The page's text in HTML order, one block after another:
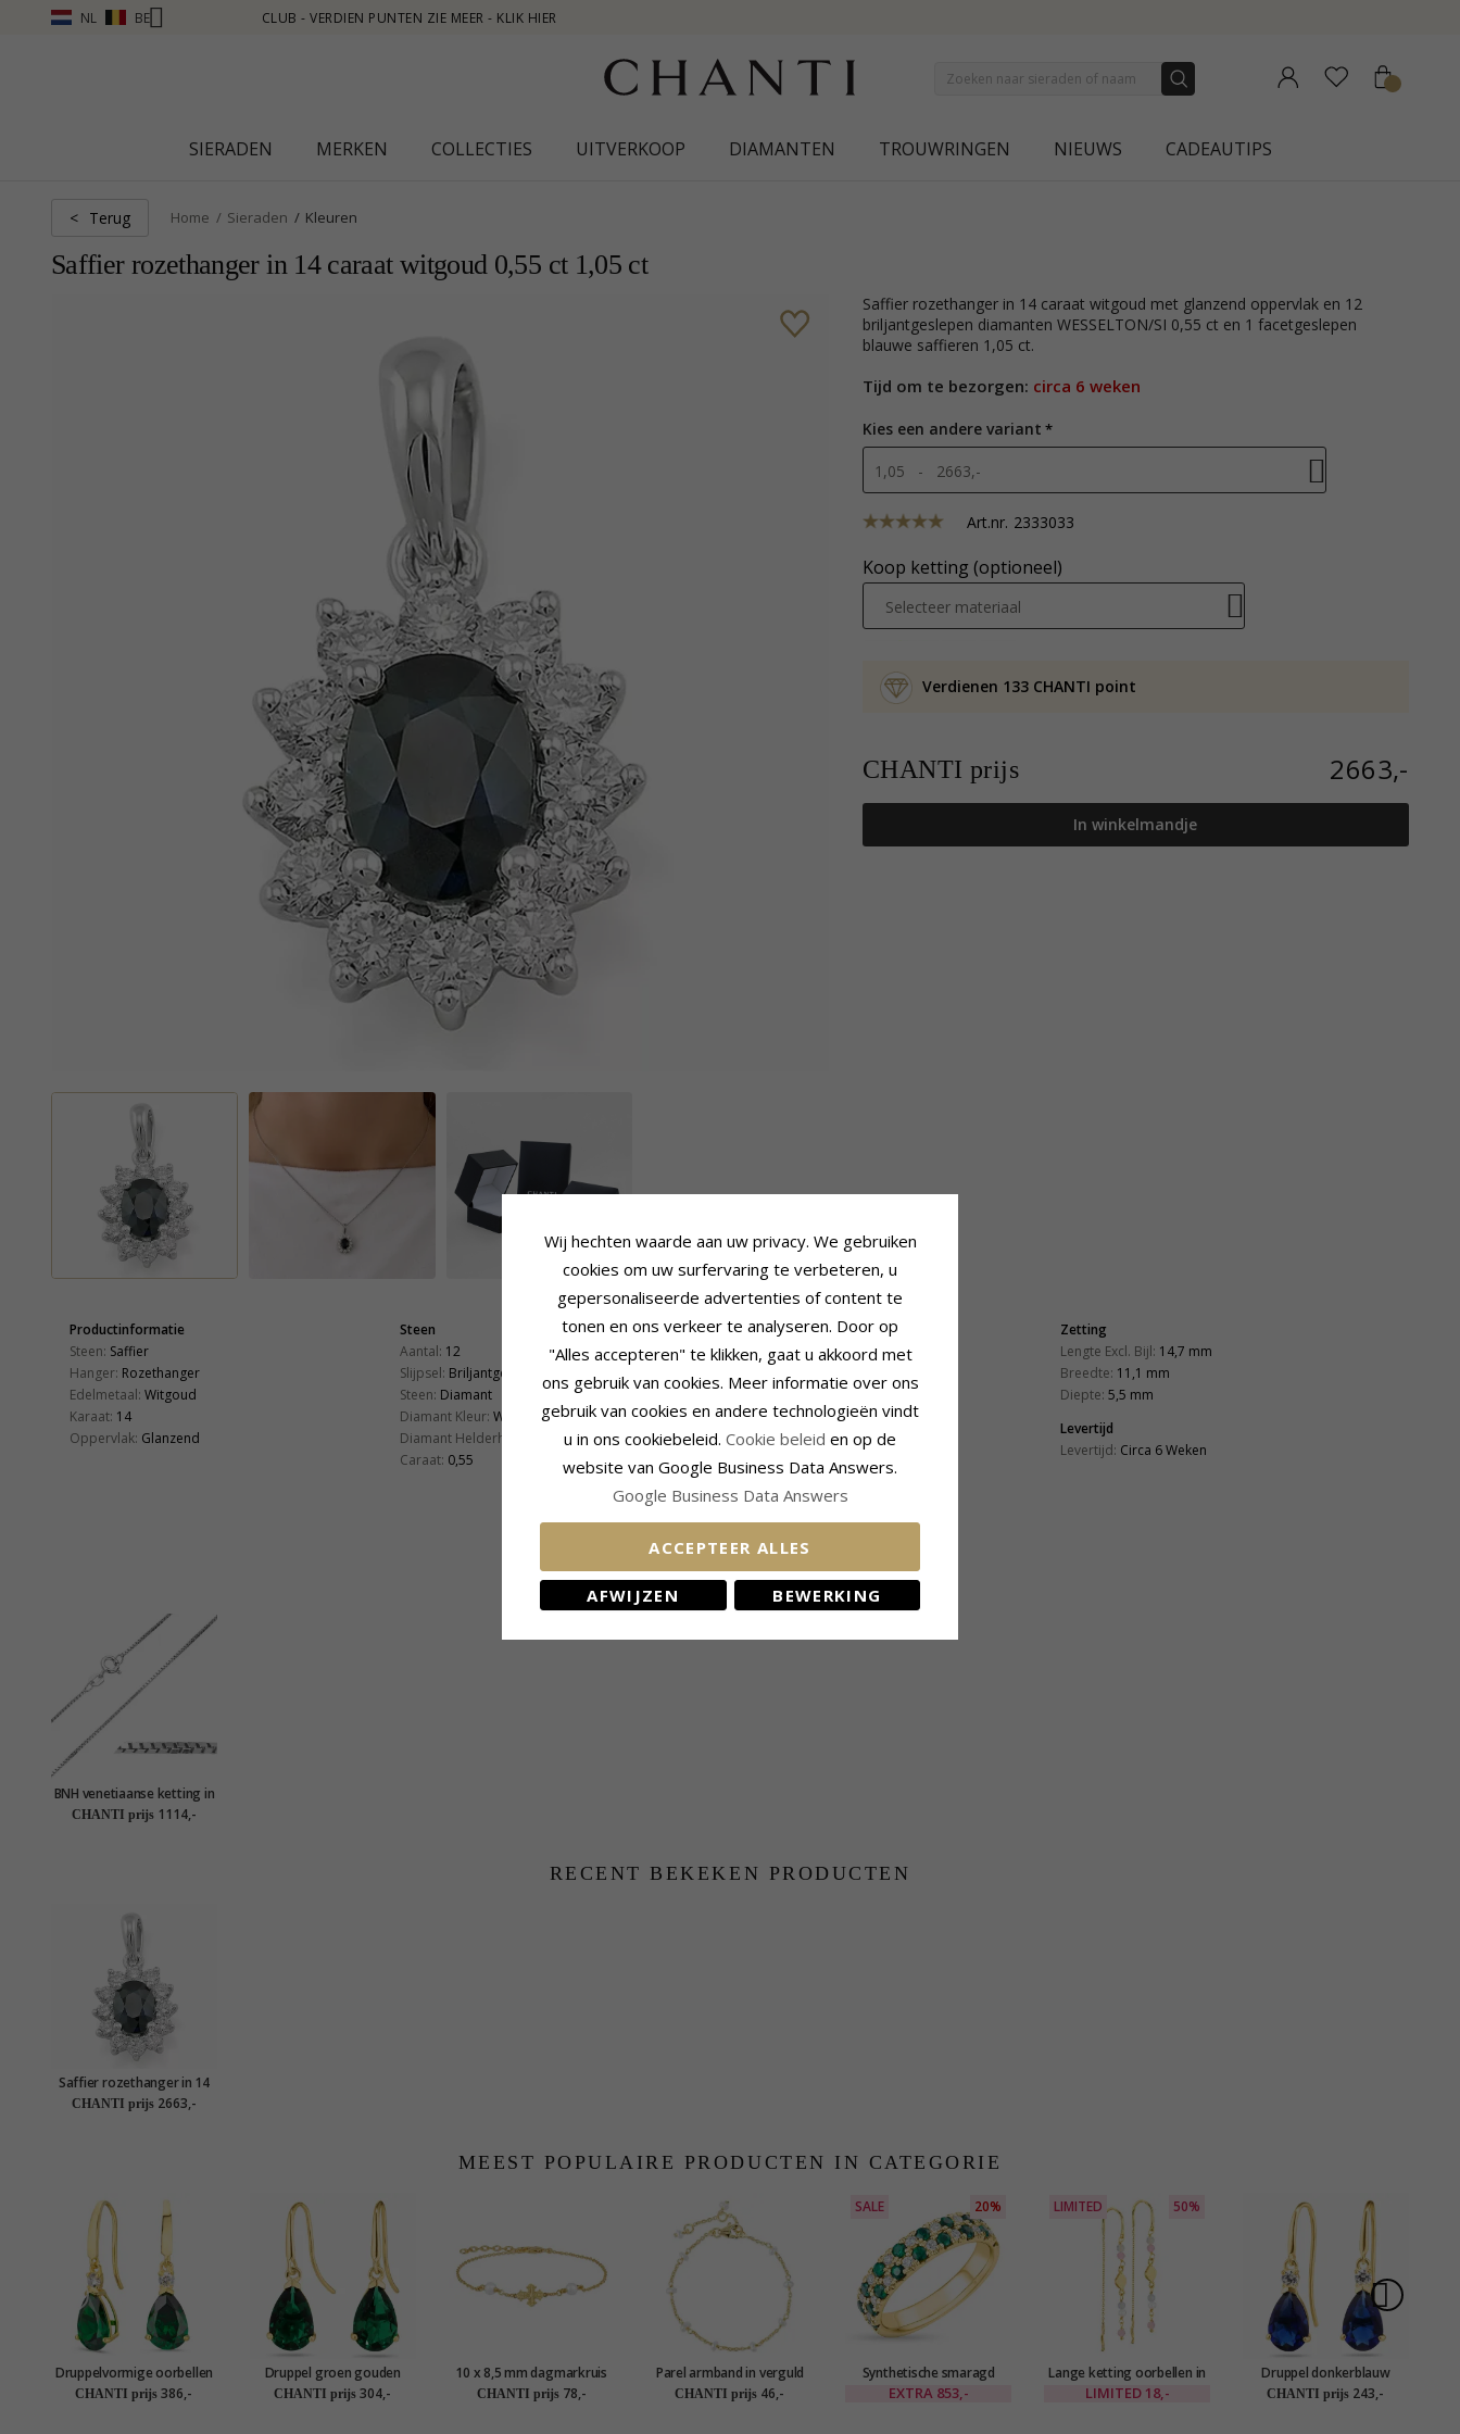
NL BE
- KLIK HIER
SIERADEN MERKEN COLLECTIES UITVERKOOP DIAMANTEN TROUWRINGEN NIEUWS CADEAUTIPS
< Terug Home Sieraden Kleuren
Saffier rozethanger in 14 caraat witgoud 0,55 ct 1,05 ct
saffier rozethanger in 14 caraat witgoud met glanzend oppervlak en 12
briljantgeslepen diamanten WESSELTON/SI 0,55 ct en 1 facetgeslepen
blauwe saffieren 1,05 ct.
Tijd om te bezorgen: circa 6 weken
Kies een andere variant
1,05 - 2663,-
Art.nr. 2333033
Koop ketting (optioneel)
Selecteer materiaal
Verdienen 133 CHANTI point
CHANTI prijs 2663,-
In winkelmandje
Productinformatie
Steen: Saffier
Hanger: Rozethanger
Edelmetaal: Witgoud
Karaat: 14
Oppervlak: Glanzend
Steen
Aantal: 12
Slijpsel: Briljantgeslepen
Steen: Diamant
Diamant Kleur: Wesselton
Diamant Helderheid:
Caraat: 0,55
Steen
Aantal:1
Facetgeslepen
Kleur: Blauwe
Steen: Saffier
Caraat: 1,05
Zetting
Lengte Excl. Bijl: 14,7 mm
Breedte: 11,1 mm
Diepte: 5,5 mm
Levertijd
Levertijd: Circa 6 Weken
Slang Max.: 1,3 mm
Venetiaans Max.:1,4 mm
KLANTEN KOPEN OOK
BNH venetiaanse ketting in
14 karaat witgoud 42 cm x
1,3 mm
CHANTI prijs 1114,-
RECENT BEKEKEN PRODUCTEN
Saffier rozethanger in 14
caraat witgoud 0,55 ct 1,05
ct
CHANTI prijs 2663,-
MEEST POPULAIRE PRODUCTEN IN CATEGORIE
Druppelvormige oorbellen
in 14 karaat goud met
synthetische smaragd en
CHANTI prijs 386,-
Druppel groen gouden
oorbellen in 14 karaat goud
met synthetische smaragd
CHANTI prijs 304,-
10 x 8,5 mm dagmarkruis
parel armband in verguld
sterlingzilver - Amoré
CHANTI prijs 78,-
Parel armband in verguld
sterlingzilver
CHANTI prijs 46,-
SALE 20%
Synthetische smaragd
gouden ring in 9 karaat
EXTRA 853,-
LIMITED 50%
Lange ketting oorbellen in
verguld messing - Eliné
LIMITED 18,-
Druppel donkerblauw
oorbellen in 9 karaat goud
met zirkoon en syntetische
CHANTI prijs 243,-
Wij hechten waarde aan uw privacy. We gebruiken
cookies om uw surfervaring te verbeteren, u
gepersonaliseerde advertenties of content te
tonen en ons verkeer te analyseren. Door op
"Alles accepteren" te klikken, gaat u akkoord met
ons gebruik van cookies. Meer informatie over ons
gebruik van cookies en andere technologieën vindt
u in ons cookiebeleid. Cookie beleid en op de
website van Google Business Data Answers.
Google Business Data Answers
ACCEPTEER ALLES
AFWIJZEN BEWERKING